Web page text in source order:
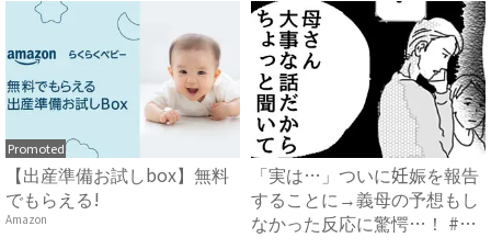
Promoted
【出産準備お試しbox】無料
でもらえる!
Amazon
「実は…」ついに妊娠を報告
することに→義母の予想もし
なかった反応に驚愕…！ #